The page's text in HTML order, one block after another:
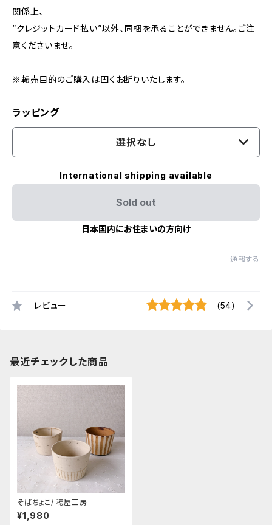
関係上、
“クレジットカード払い”以外、同梱を承ることができません。ご注
意くださいませ。
※転売目的のご購入は固くお断りいたします。
ラッピング
選択なし
International shipping available
Sold out
日本国内にお住まいの方向け
通報する
レビュー (54)
最近チェックした商品
そばちょこ/ 穂屋工房
¥1,980